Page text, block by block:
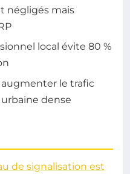
négligés mais
local évite 80 %
le trafic
dense
de signalisation est